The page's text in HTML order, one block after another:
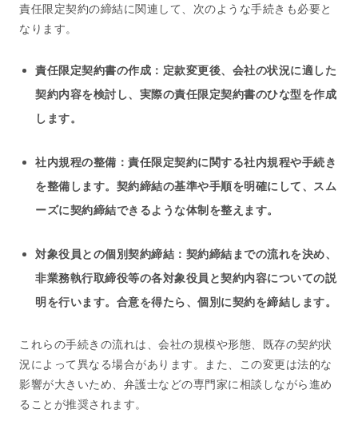
責任限定契約の締結に関連して、次のような手続きも必要と
なります。
責任限定契約書の作成：定款変更後、会社の状況に適した
契約内容を検討し、実際の責任限定契約書のひな型を作成
します。
社内規程の整備：責任限定契約に関する社内規程や手続き
を整備します。契約締結の基準や手順を明確にして、スム
ーズに契約締結できるような体制を整えます。
対象役員との個別契約締結：契約締結までの流れを決め、
非業務執行取締役等の各対象役員と契約内容についての説
明を行います。合意を得たら、個別に契約を締結します。
これらの手続きの流れは、会社の規模や形態、既存の契約状
況によって異なる場合があります。また、この変更は法的な
影響が大きいため、弁護士などの専門家に相談しながら進め
ることが推奨されます。